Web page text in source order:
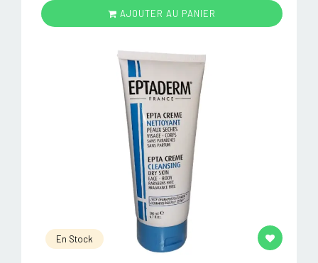
AJOUTER AU PANIER
En Stock